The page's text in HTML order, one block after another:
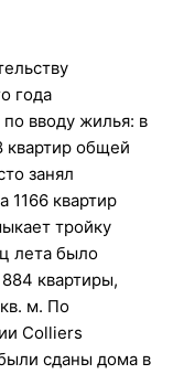
года
вводу жилья: в
квартир общей
занял
1166 квартир
тройку
лета было
квартиры,
м. По
Colliers
сданы дома в